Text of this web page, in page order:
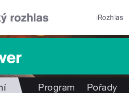
iRozhlas
Program Pořady